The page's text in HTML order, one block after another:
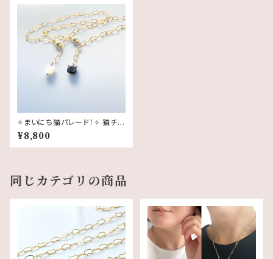
✧まいにち猫パレード！✧ 猫チャ
ームブレスレット（白猫 or 黒
猫・14kgf 猫チェーン）｜白蝶貝
黒蝶貝 ｜19.5cmフリーサイズ
¥8,800
同じカテゴリの商品